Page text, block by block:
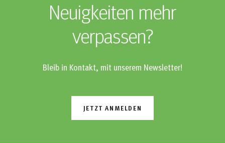
Neuigkeiten mehr
verpassen?
Bleib in Kontakt, mit unserem Newsletter!
JETZT ANMELDEN